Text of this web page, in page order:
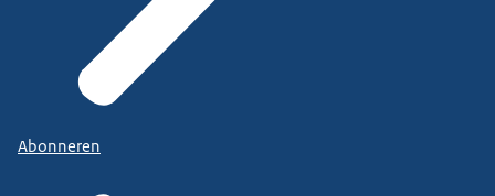
Abonneren